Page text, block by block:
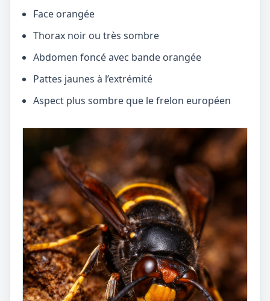
Face orangée
Thorax noir ou très sombre
Abdomen foncé avec bande orangée
Pattes jaunes à l’extrémité
Aspect plus sombre que le frelon européen